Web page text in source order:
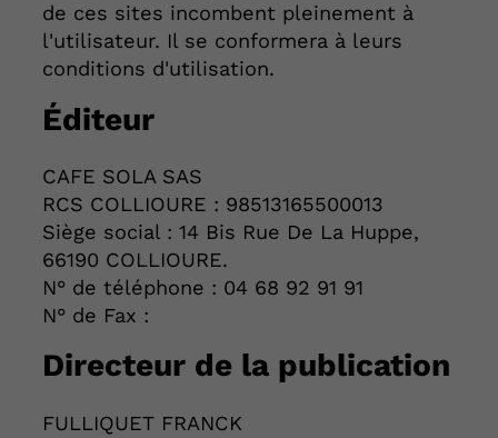
de ces sites incombent pleinement à
l'utilisateur. Il se conformera à leurs
conditions d'utilisation.
Éditeur
CAFE SOLA SAS
RCS COLLIOURE : 98513165500013
Siège social : 14 Bis Rue De La Huppe,
66190 COLLIOURE.
N° de téléphone : 04 68 92 91 91
N° de Fax :
Directeur de la publication
FULLIQUET FRANCK